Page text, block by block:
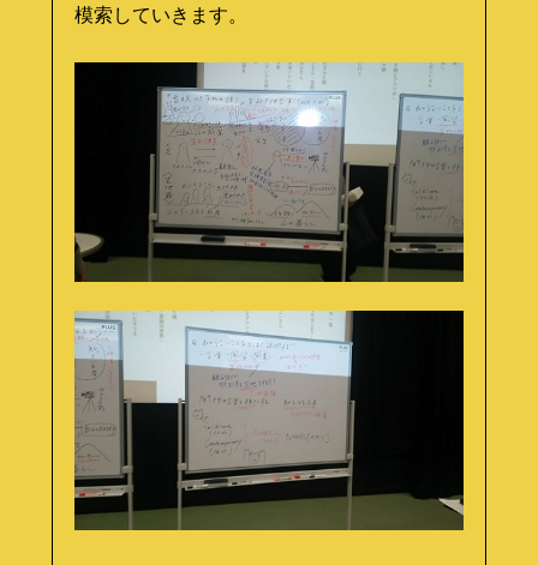
模索していきます。